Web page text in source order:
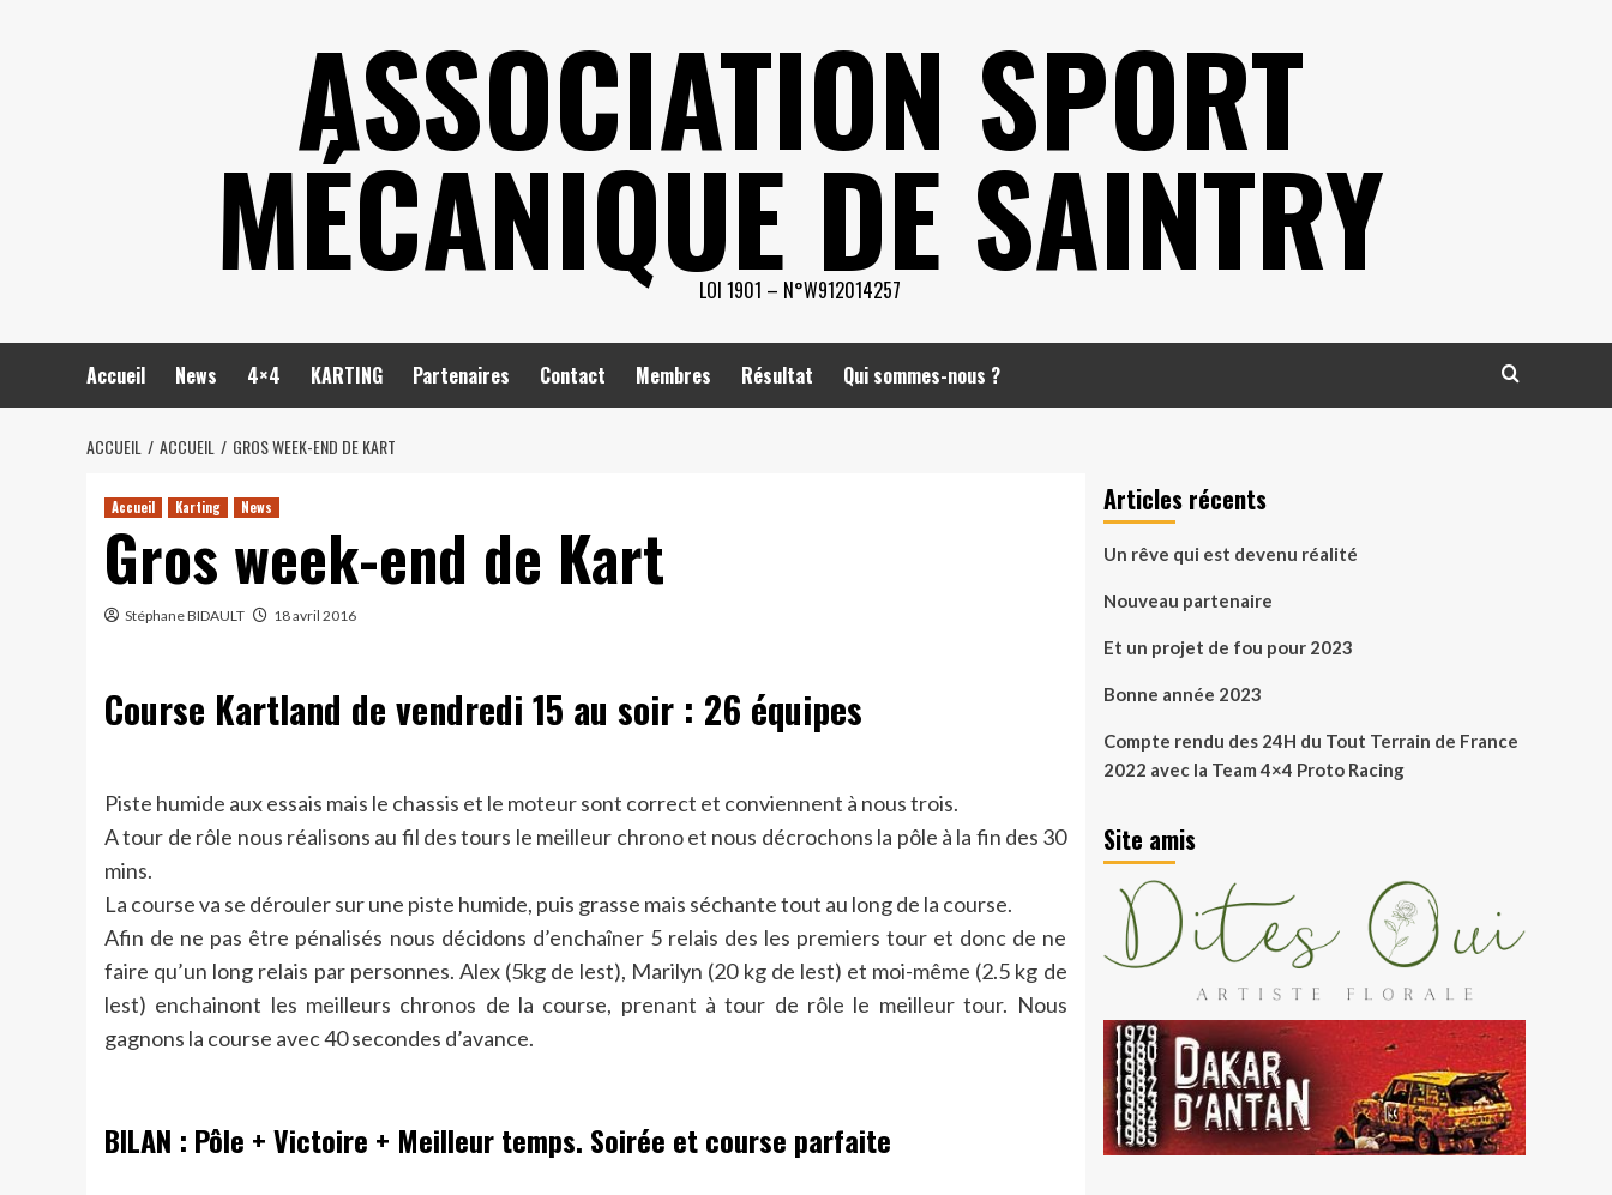
ASSOCIATION SPORT
MÉCANIQUE DE SAINTRY
LOI 1901 – N°W912014257
Accueil News 4×4 KARTING Partenaires Contact Membres Résultat Qui sommes-nous ?
ACCUEIL ACCUEIL GROS WEEK-END DE KART
Accueil Karting News
Gros week-end de Kart
Stéphane BIDAULT 18 avril 2016
Course Kartland de vendredi 15 au soir : 26 équipes
Piste humide aux essais mais le chassis et le moteur sont correct et conviennent à nous trois.
A tour de rôle nous réalisons au fil des tours le meilleur chrono et nous décrochons la pôle à la fin des 30
mins.
La course va se dérouler sur une piste humide, puis grasse mais séchante tout au long de la course.
Afin de ne pas être pénalisés nous décidons d’enchaîner 5 relais des les premiers tour et donc de ne
faire qu’un long relais par personnes. Alex (5kg de lest), Marilyn (20 kg de lest) et moi-même (2.5 kg de
lest) enchainont les meilleurs chronos de la course, prenant à tour de rôle le meilleur tour. Nous
gagnons la course avec 40 secondes d’avance.
BILAN : Pôle + Victoire + Meilleur temps. Soirée et course parfaite
Articles récents
Un rêve qui est devenu réalité
Nouveau partenaire
Et un projet de fou pour 2023
Bonne année 2023
Compte rendu des 24H du Tout Terrain de France
2022 avec la Team 4×4 Proto Racing
Site amis